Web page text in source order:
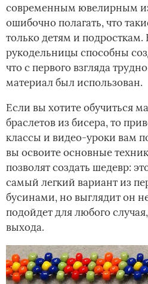
современным ювелирным
ошибочно полагать, что
только детям и
рукодельницы способны
что с первого взгляда
материал был использован.
Если вы хотите обучиться
браслетов из бисера, то
классы и видео-уроки вам
вы освоите основные
позволят создать шедевр:
самый легкий вариант из
бусинами, но выглядит он
подойдет для любого
выхода.